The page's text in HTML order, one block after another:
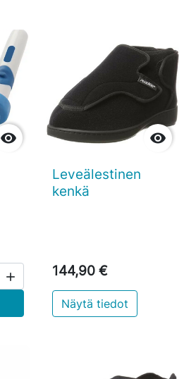



Leveälestinen
kenkä
144,90 €
Näytä tiedot